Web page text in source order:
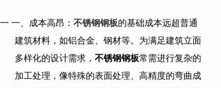
一、成本高昂： 不锈钢钢板的基础成本远超普通
建筑材料，如铝合金、钢材等。为满足建筑立面
多样化的设计需求， 不锈钢钢板常需进行复杂的
加工处理，像特殊的表面处理、高精度的弯曲成